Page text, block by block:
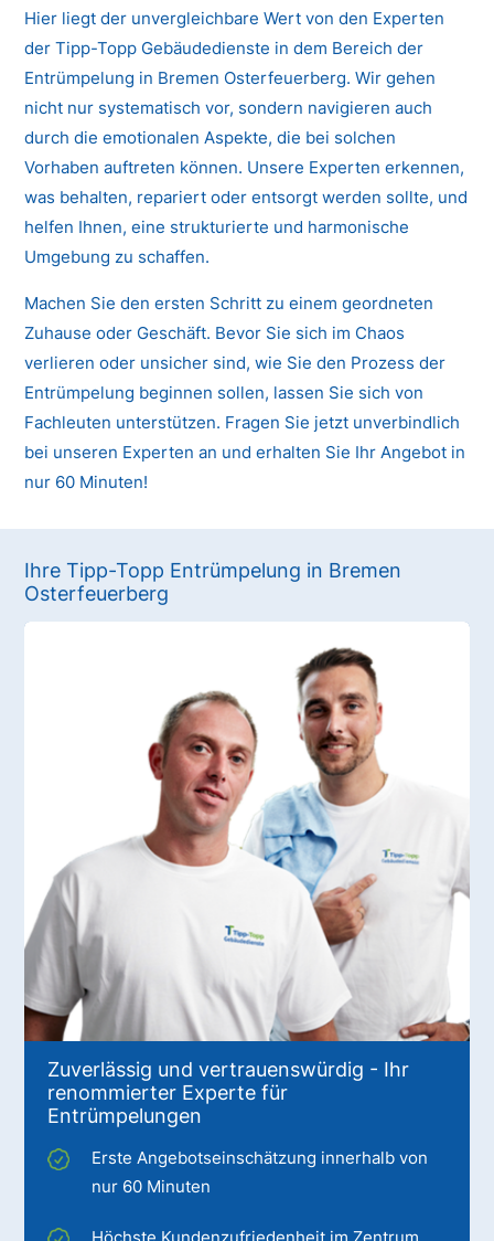
Hier liegt der unvergleichbare Wert von den Experten
der Tipp-Topp Gebäudedienste in dem Bereich der
Entrümpelung in Bremen Osterfeuerberg. Wir gehen
nicht nur systematisch vor, sondern navigieren auch
durch die emotionalen Aspekte, die bei solchen
Vorhaben auftreten können. Unsere Experten erkennen,
was behalten, repariert oder entsorgt werden sollte, und
helfen Ihnen, eine strukturierte und harmonische
Umgebung zu schaffen.
Machen Sie den ersten Schritt zu einem geordneten
Zuhause oder Geschäft. Bevor Sie sich im Chaos
verlieren oder unsicher sind, wie Sie den Prozess der
Entrümpelung beginnen sollen, lassen Sie sich von
Fachleuten unterstützen. Fragen Sie jetzt unverbindlich
bei unseren Experten an und erhalten Sie Ihr Angebot in
nur 60 Minuten!
Ihre Tipp-Topp Entrümpelung in Bremen
Osterfeuerberg
Zuverlässig und vertrauenswürdig - Ihr
renommierter Experte für
Entrümpelungen
Erste Angebotseinschätzung innerhalb von
nur 60 Minuten